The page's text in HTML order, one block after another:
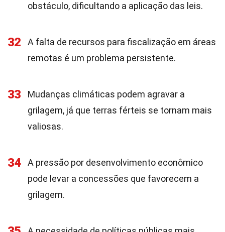
obstáculo, dificultando a aplicação das leis.
32
A falta de recursos para fiscalização em áreas
remotas é um problema persistente.
33
Mudanças climáticas podem agravar a
grilagem, já que terras férteis se tornam mais
valiosas.
34
A pressão por desenvolvimento econômico
pode levar a concessões que favorecem a
grilagem.